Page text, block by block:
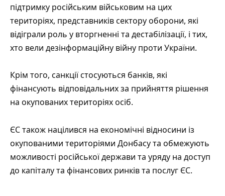
підтримку російським військовим на цих
територіях, представників сектору оборони, які
відіграли роль у вторгненні та дестабілізації, і тих,
хто вели дезінформаційну війну проти України.
Крім того, санкції стосуються банків, які
фінансують відповідальних за прийняття рішення
на окупованих територіях осіб.
ЄС також націлився на економічні відносини із
окупованими територіями Донбасу та обмежують
можливості російської держави та уряду на доступ
до капіталу та фінансових ринків та послуг ЄС.